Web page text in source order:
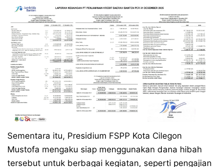
Sementara itu, Presidium FSPP Kota Cilegon
Mustofa mengaku siap menggunakan dana hibah
tersebut untuk berbagai kegiatan, seperti pengajian